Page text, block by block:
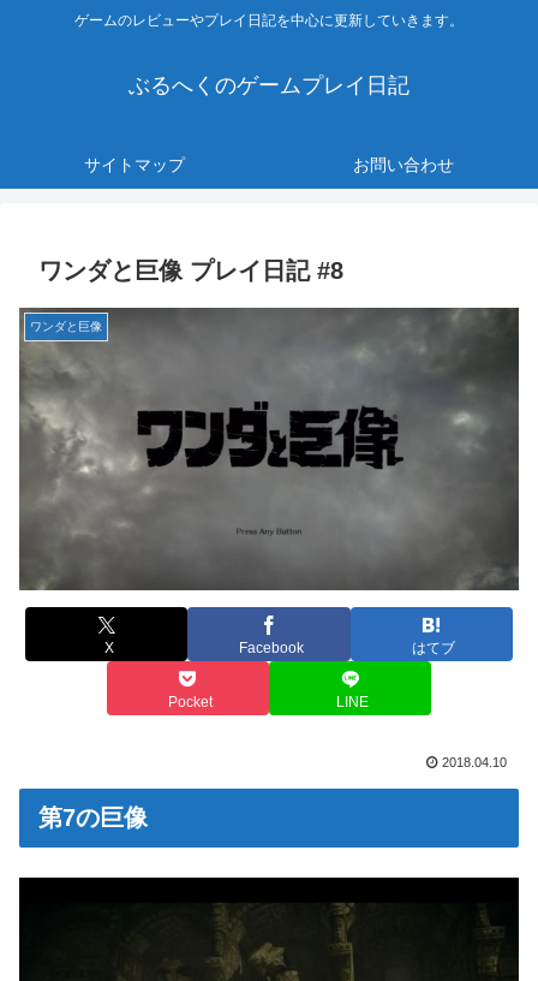
ゲームのレビューやプレイ日記を中心に更新していきます。
ぶるへくのゲームプレイ日記
サイトマップ お問い合わせ
ワンダと巨像 プレイ日記 #8
ワンダと巨像
X Facebook はてブ
Pocket LINE
2018.04.10
第7の巨像